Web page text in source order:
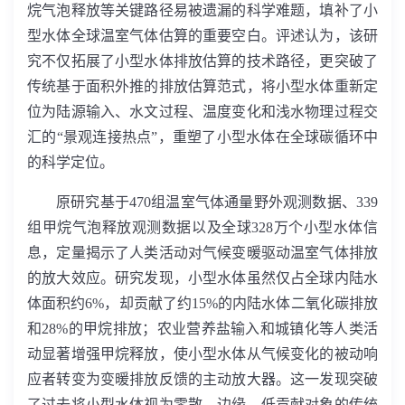
烷气泡释放等关键路径易被遗漏的科学难题，填补了小
型水体全球温室气体估算的重要空白。评述认为，该研
究不仅拓展了小型水体排放估算的技术路径，更突破了
传统基于面积外推的排放估算范式，将小型水体重新定
位为陆源输入、水文过程、温度变化和浅水物理过程交
汇的“景观连接热点”，重塑了小型水体在全球碳循环中
的科学定位。
原研究基于470组温室气体通量野外观测数据、 339
组甲烷气泡释放观测数据以及全球328万个小型水体信
息，定量揭示了人类活动对气候变暖驱动温室气体排放
的放大效应。研究发现，小型水体虽然仅占全球内陆水
体面积约6%，却贡献了约15%的内陆水体二氧化碳排放
和28%的甲烷排放；农业营养盐输入和城镇化等人类活
动显著增强甲烷释放，使小型水体从气候变化的被动响
应者转变为变暖排放反馈的主动放大器。这一发现突破